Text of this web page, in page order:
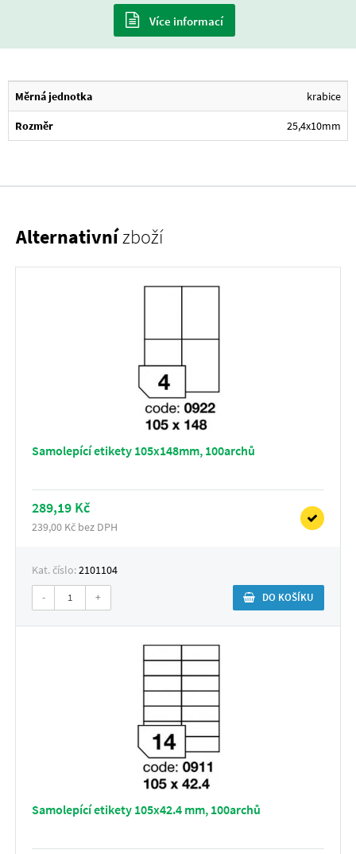
Více informací
Měrná jednotka krabice
Rozměr 25,4x10mm
Alternativnízboží
Samolepící etikety 105x148mm, 100archů
289,19 Kč
239,00 Kč bez DPH
Kat. číslo:2101104
- + DO KOŠÍKU
Samolepící etikety 105x42.4 mm, 100archů